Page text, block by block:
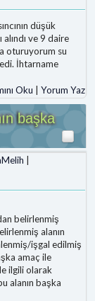
düşük
ve 9 daire
oturuyorum su
İhtarname
Oku
Yorum Yaz
başka
belirlenmiş
alanın
işgal edilmiş
amaç ile
ilgili olarak
alanın başka